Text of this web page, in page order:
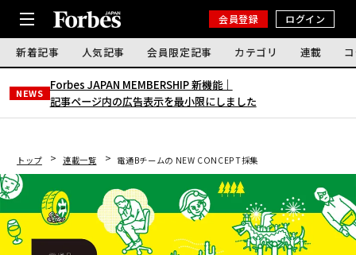
会員登録 ログイン
新着記事 人気記事 会員限定記事 カテゴリ 連載
NEWS
Forbes JAPAN MEMBERSHIP 新機能｜
記事ページ内の広告表示を最小限にしました
トップ 連載一覧 電通Bチームの NEW CONCEPT採集